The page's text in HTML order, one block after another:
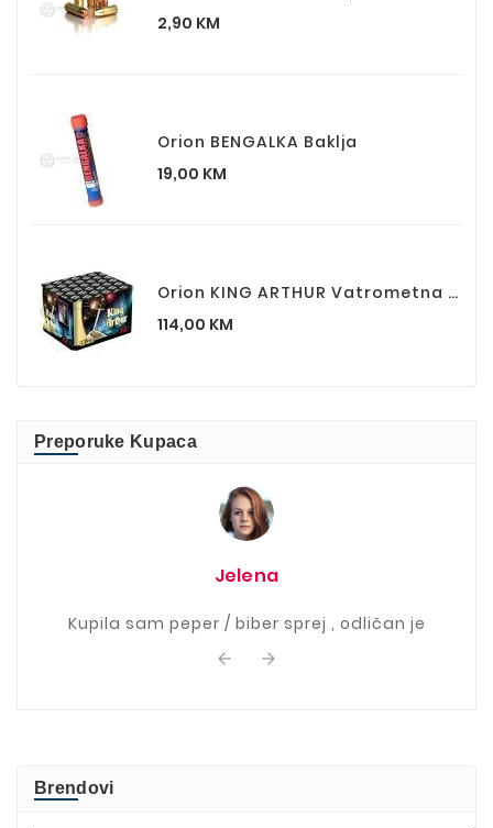
2,90 KMCijena
Orion BENGALKA Baklja
19,00 KMCijena
Orion KING ARTHUR Vatrometna Baterija Box
114,00 KMCijena
Preporuke Kupaca
Jelena
Kupila sam peper / biber sprej , odličan je
 
Brendovi